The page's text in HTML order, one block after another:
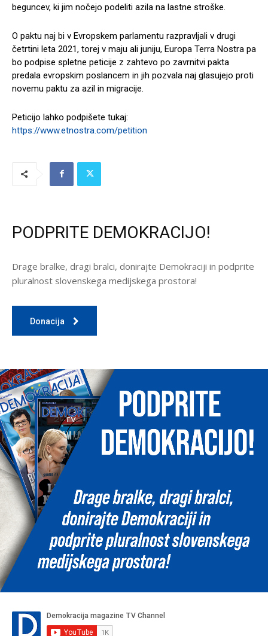
beguncev, ki jim nočejo podeliti azila na lastne stroške.
O paktu naj bi v Evropskem parlamentu razpravljali v drugi
četrtini leta 2021, torej v maju ali juniju, Europa Terra Nostra pa
bo podpise spletne peticije z zahtevo po zavrnitvi pakta
predala evropskim poslancem in jih pozvala naj glasujejo proti
novemu paktu za azil in migracije.
Peticijo lahko podpišete tukaj:
https://www.etnostra.com/petition
PODPRITE DEMOKRACIJO!
Drage bralke, dragi bralci, donirajte Demokraciji in podprite
pluralnost slovenskega medijskega prostora!
Donacija